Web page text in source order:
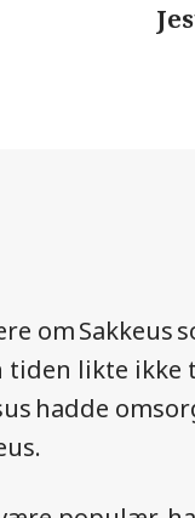
om Sakkeus
likte ikke
hadde